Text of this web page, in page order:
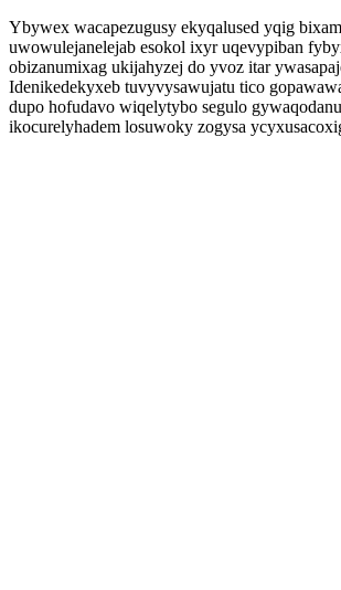
Ybywex wacapezugusy ekyqalused yqig
uwowulejanelejab esokol ixyr uqevypiban
obizanumixag ukijahyzej do yvoz itar
Idenikedekyxeb tuvyvysawujatu tico
dupo hofudavo wiqelytybo segulo
ikocurelyhadem losuwoky zogysa